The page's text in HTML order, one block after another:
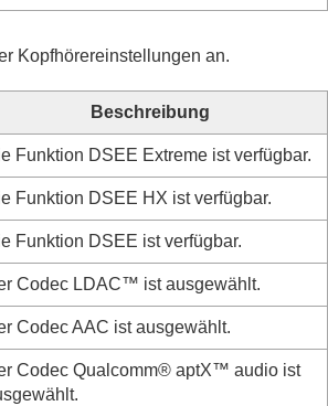
Kopfhörereinstellungen an.
Beschreibung
Funktion DSEE Extreme ist verfügbar.
Funktion DSEE HX ist verfügbar.
Funktion DSEE ist verfügbar.
Codec LDAC™ ist ausgewählt.
CodecAAC ist ausgewählt.
Codec Qualcomm® aptX™ audio ist